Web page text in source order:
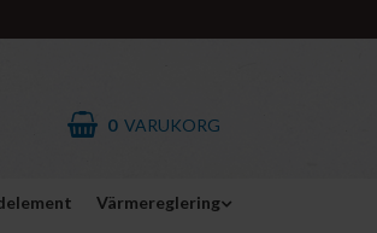
0 VARUKORG
Värmereglering